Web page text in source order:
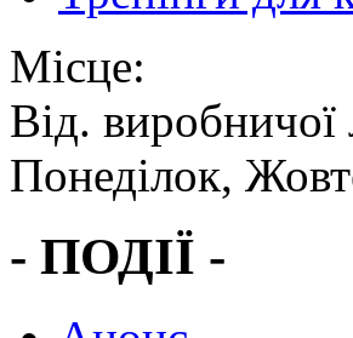
Місце:
Від. виробничої
Понеділок,
- ПОДІЇ -